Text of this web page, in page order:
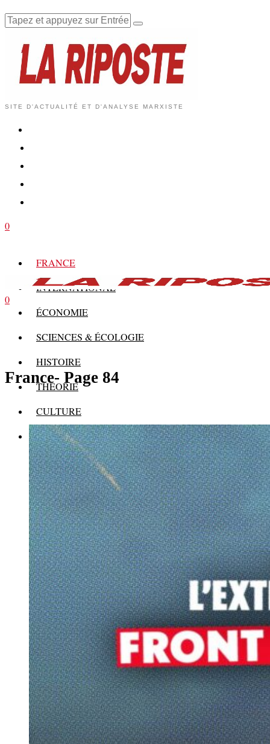
SITE D'ACTUALITÉ ET D'ANALYSE MARXISTE
0
FRANCE
INTERNATIONAL
ÉCONOMIE
SCIENCES & ÉCOLOGIE
HISTOIRE
THÉORIE
CULTURE
MULTIMÉDIAS
0
France- Page 84